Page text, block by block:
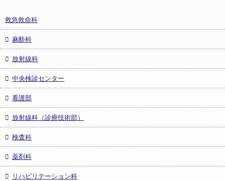
救急救命科
麻酔科
放射線科
中央検診センター
看護部
放射線科（診療技術部）
検査科
薬剤科
リハビリテーション科